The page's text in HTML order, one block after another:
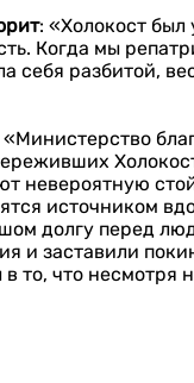
: «Холокост
Когда мы
себя разбитой,
«Министерство
невероятную
источником
долгу перед
и заставили
что несмотря